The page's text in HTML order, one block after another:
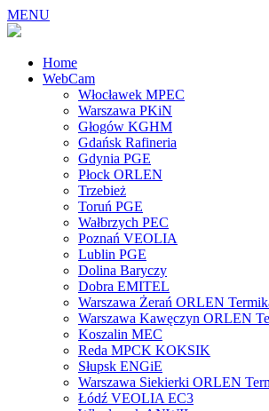
MENU
Home
WebCam
Włocławek MPEC
Warszawa PKiN
Głogów KGHM
Gdańsk Rafineria
Gdynia PGE
Płock ORLEN
Trzebież
Toruń PGE
Wałbrzych PEC
Poznań VEOLIA
Lublin PGE
Dolina Baryczy
Dobra EMITEL
Warszawa Żerań ORLEN
Warszawa Kawęczyn ORLEN
Koszalin MEC
Reda MPCK KOKSIK
Słupsk ENGiE
Warszawa Siekierki ORLEN
Łódź VEOLIA EC3